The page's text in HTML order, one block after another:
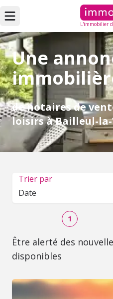
L'immobilier
Une
de notaires de
loisirs à Bailleul-la-
Trier par
Date
1
Être alerté des
disponibles